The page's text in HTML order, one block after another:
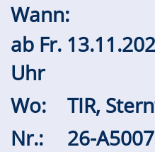
Wann:
ab Fr.
Uhr
Wo:
TIR,
Nr.:
26-A5007